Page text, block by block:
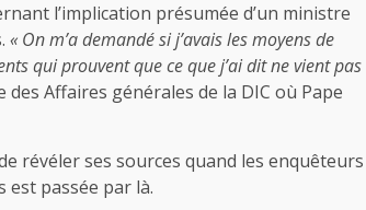
l’implication présumée d’un ministre
« On m’a demandé si j’avais les moyens de
qui prouvent que ce que j’ai dit ne vient pas
Affaires générales de la DIC où Pape
révéler ses sources quand les enquêteurs
passée par là.